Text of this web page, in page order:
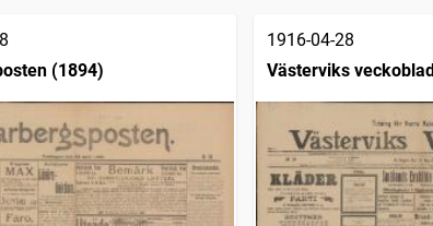
(1894)
1916-04-28
Västerviks veckoblad